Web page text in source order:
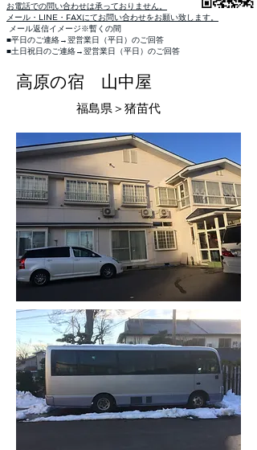
お電話での問い合わせは承っておりません。
メール・LINE・FAXにてお問い合わせをお願い致します。
メール返信イメージ※暫くの間
■平日のご連絡→翌営業日（平日）のご回答
■土日祝日のご連絡→翌営業日（平日）のご回答
高原の宿 山中屋
福島県＞猪苗代